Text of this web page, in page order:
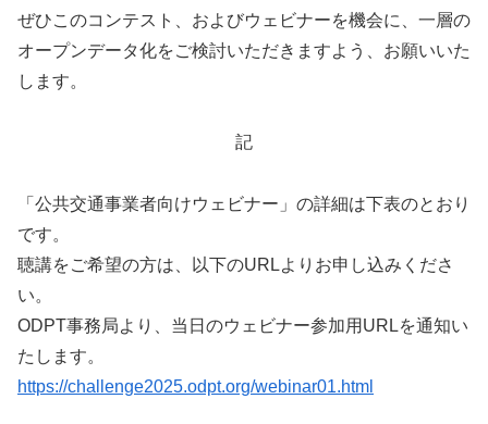
ぜひこのコンテスト、およびウェビナーを機会に、一層の
オープンデータ化をご検討いただきますよう、お願いいた
します。
記
「公共交通事業者向けウェビナー」の詳細は下表のとおり
です。
聴講をご希望の方は、以下のURLよりお申し込みくださ
い。
ODPT事務局より、当日のウェビナー参加用URLを通知い
たします。
https://challenge2025.odpt.org/webinar01.html